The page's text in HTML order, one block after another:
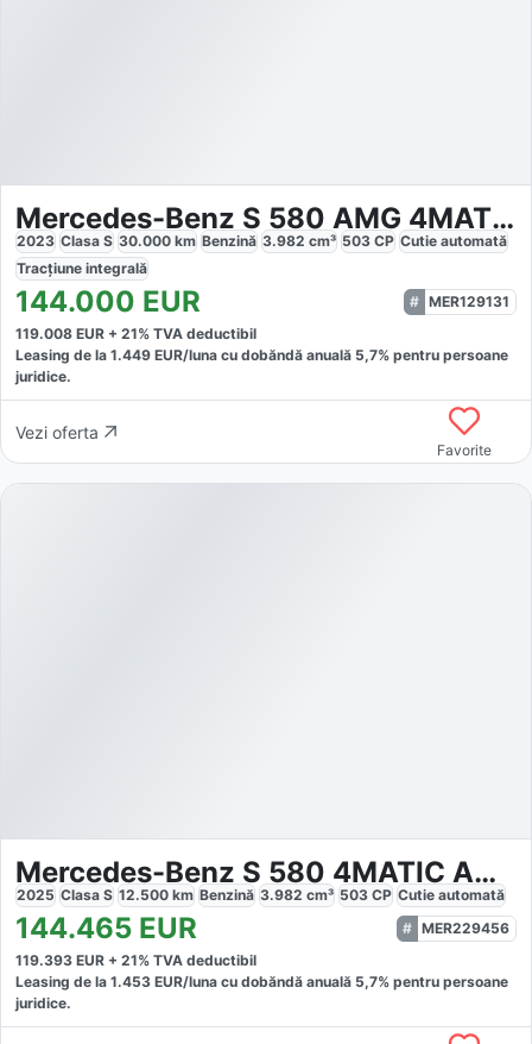
Mercedes-Benz S 580 AMG 4MATIC
2023 Clasa S 30.000 km Benzină 3.982 cm³ 503 CP Cutie automată
Tracțiune integrală
144.000 EUR
MER129131
119.008 EUR + 21% TVA deductibil
Leasing de la 1.449 EUR/luna cu dobăndă anuală 5,7% pentru persoane
juridice.
Vezi oferta
Favorite
Mercedes-Benz S 580 4MATIC AMG Night Exklusiv High-End
2025 Clasa S 12.500 km Benzină 3.982 cm³ 503 CP Cutie automată
144.465 EUR
MER229456
119.393 EUR + 21% TVA deductibil
Leasing de la 1.453 EUR/luna cu dobăndă anuală 5,7% pentru persoane
juridice.